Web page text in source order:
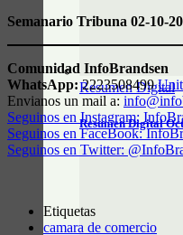
Resumen Digital
Resumen Digital
Semanario Tribuna 02-10-
Comunidad InfoBrandsen
WhatsApp:2223508499
Envianos un mail a:
Seguinos en Instagram:
Seguinos en FaceBook:
Seguinos en Twitter:
Etiquetas
camara de comercio